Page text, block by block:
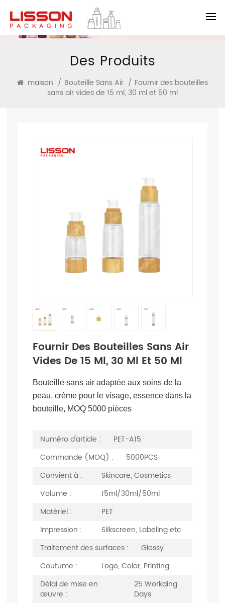
Des Produits
maison / Bouteille Sans Air / Fournir des bouteilles
sans air vides de 15 ml, 30 ml et 50 ml
Fournir Des Bouteilles Sans Air
Vides De 15 Ml, 30 Ml Et 50 Ml
Bouteille sans air adaptée aux soins de la
peau, crème pour le visage, essence dans la
bouteille, MOQ 5000 pièces
Numéro d'article :
PET-A15
Commande (MOQ) :
5000PCS
Convient à :
Skincare, Cosmetics
Volume :
15ml/30ml/50ml
Matériel :
PET
Impression :
Silkscreen, Labeling etc
Traitement des surfaces :
Glossy
Coutume :
Logo, Color, Printing
Délai de mise en
œuvre :
25 Workding
Days